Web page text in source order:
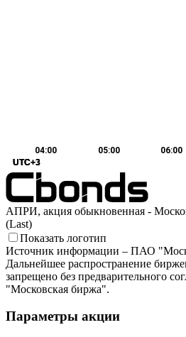
UTC+3
UTC+3
UTC+3
04:00 05:00 06:00
АПРИ, акция обыкновенная -
(Last)
Показать логотип
Источник информации – ПАО
Дальнейшее распространение
запрещено без предварительного
"Московская биржа".
Параметры акции